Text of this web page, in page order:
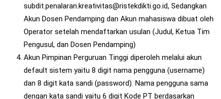
subdit.penalaran.kreativitas@ristekdikti.go.id, Sedangkan
Akun Dosen Pendamping dan Akun mahasiswa dibuat oleh
Operator setelah mendaftarkan usulan (Judul, Ketua Tim
Pengusul, dan Dosen Pendamping)
Akun Pimpinan Perguruan Tinggi diperoleh melalui akun
default sistem yaitu 8 digit nama pengguna (username)
dan 8 digit kata sandi (password). Nama pengguna sama
dengan kata sandi yaitu 6 digit Kode PT berdasarkan